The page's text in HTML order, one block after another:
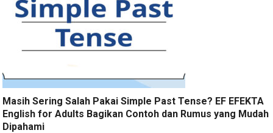
Masih Sering Salah Pakai Simple Past Tense? EF EFEKTA
English for Adults Bagikan Contoh dan Rumus yang Mudah
Dipahami